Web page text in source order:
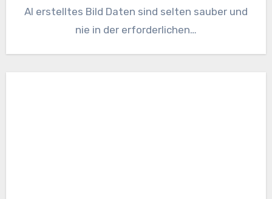
AI erstelltes Bild Daten sind selten sauber und
nie in der erforderlichen…